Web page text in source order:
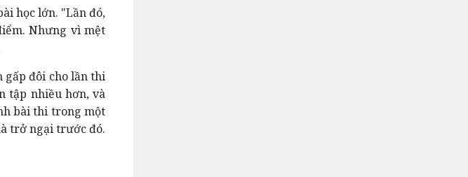
học lớn. "Lần đó,
Nhưng vì mệt
gấp đôi cho lần thi
tập nhiều hơn, và
bài thi trong một
trở ngại trước đó.